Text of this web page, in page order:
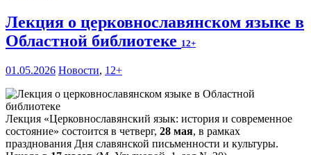
Лекция о церковнославянском языке в
Областной библиотеке 12+
01.05.2026 Новости, 12+
Лекция «Церковнославянский язык: история и современное
состояние» состоится в четверг, 28 мая, в рамках
празднования Дня славянской письменности и культуры.